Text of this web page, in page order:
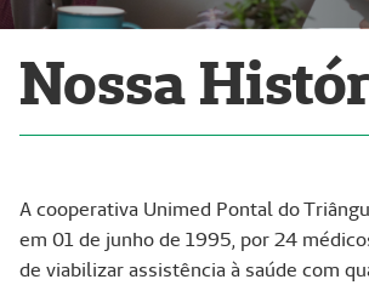
Nossa
A cooperativa Unimed Pontal do
em 01 de junho de 1995, por 24
de viabilizar assistência à saúde com